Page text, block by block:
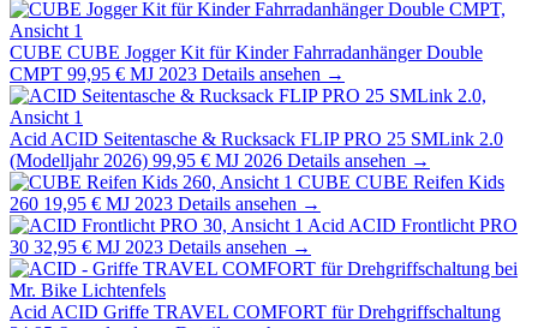
CUBE CUBE Jogger Kit für Kinder Fahrradanhänger Double
CMPT 99,95 € MJ 2023 Details ansehen →
Acid ACID Seitentasche & Rucksack FLIP PRO 25 SMLink 2.0
(Modelljahr 2026) 99,95 € MJ 2026 Details ansehen →
CUBE CUBE Reifen Kids
260 19,95 € MJ 2023 Details ansehen →
Acid ACID Frontlicht PRO
30 32,95 € MJ 2023 Details ansehen →
Acid ACID Griffe TRAVEL COMFORT für Drehgriffschaltung